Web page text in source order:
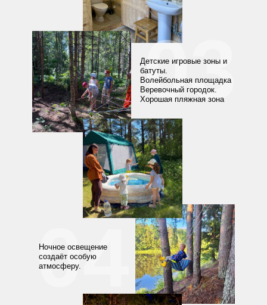
03
04
Ночное освещение
создаёт особую
атмосферу.
Детские игровые зоны и
батуты.
Волейбольная площадка
Веревочный городок.
Хорошая пляжная зона